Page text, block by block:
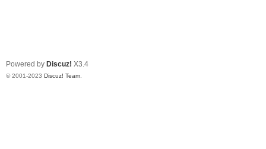
Powered by Discuz! X3.4
© 2001-2023 Discuz! Team